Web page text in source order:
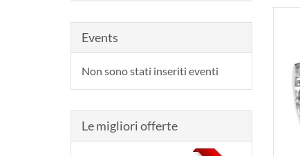
Events
Non sono stati inseriti eventi
Le migliori offerte